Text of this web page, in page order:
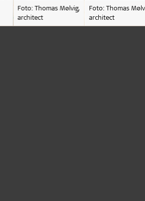
Foto: Thomas Mølvig,
architect
Foto: Thomas
architect